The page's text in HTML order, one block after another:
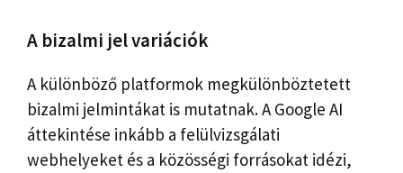
A bizalmi jel variációk
A különböző platformok megkülönböztetett
bizalmi jelmintákat is mutatnak. A Google AI
áttekintése inkább a felülvizsgálati
webhelyeket és a közösségi forrásokat idézi,